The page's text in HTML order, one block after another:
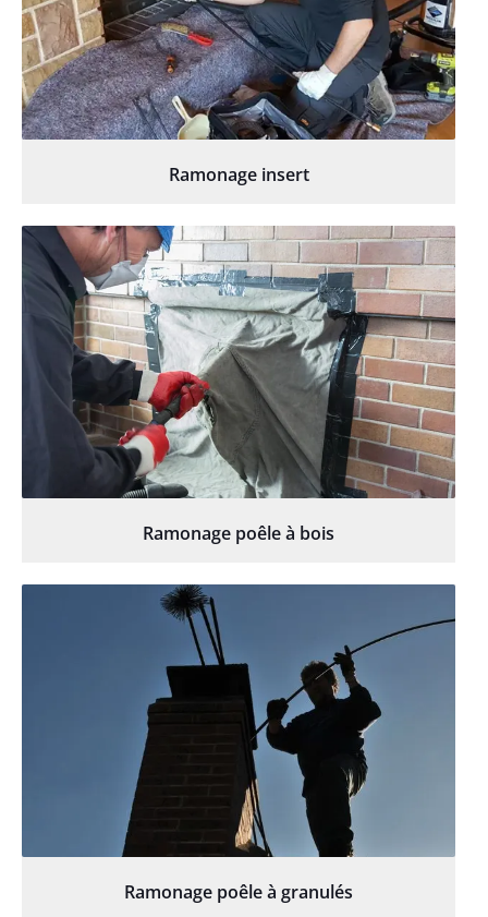
Ramonage insert
Ramonage poêle à bois
Ramonage poêle à granulés